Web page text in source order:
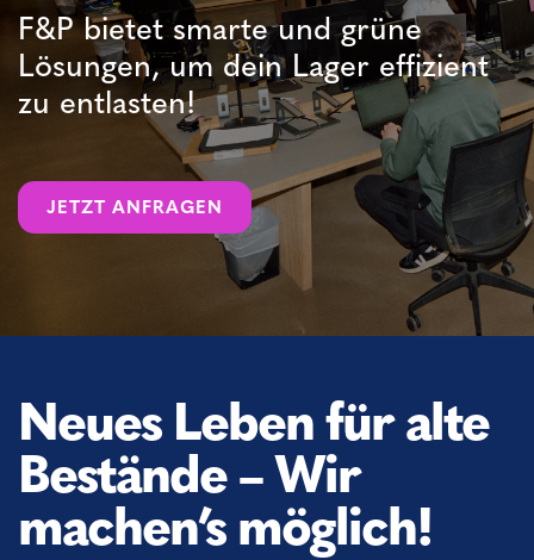
F&P bietet smarte und grüne
Lösungen, um dein Lager effizient
zu entlasten!
JETZT ANFRAGEN
Neues Leben für alte
Bestände – Wir
machen’s möglich!